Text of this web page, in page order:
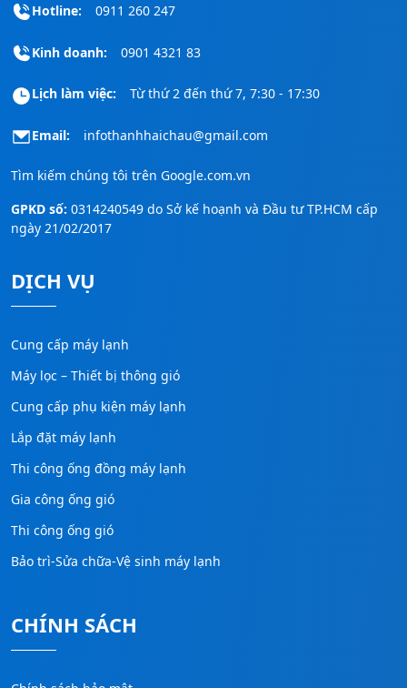
Hotline: 0911 260 247
Kinh doanh: 0901 4321 83
Lịch làm việc: Từ thứ 2 đến thứ 7, 7:30 - 17:30
Email: infothanhhaichau@gmail.com
Tìm kiếm chúng tôi trên Google.com.vn
GPKD số: 0314240549 do Sở kế hoạnh và Đầu tư TP.HCM cấp
ngày 21/02/2017
DỊCH VỤ
Cung cấp máy lạnh
Máy lọc – Thiết bị thông gió
Cung cấp phụ kiện máy lạnh
Lắp đặt máy lạnh
Thi công ống đồng máy lạnh
Gia công ống gió
Thi công ống gió
Bảo trì-Sửa chữa-Vệ sinh máy lạnh
CHÍNH SÁCH